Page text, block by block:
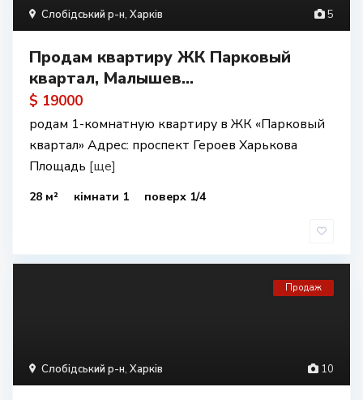
5
Слобідський р-н, Харків
Продам квартиру ЖК Парковый
квартал, Малышев...
$ 19000
родам 1-комнатную квартиру в ЖК «Парковый
квартал» Адрес: проспект Героев Харькова
Площадь [ще]
28 м² кімнати 1 поверх 1/4
10
Слобідський р-н, Харків
Продаж